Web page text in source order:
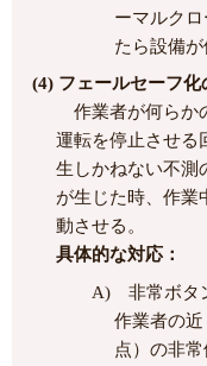
ーマルク
たら設備が
(4) フェールセーフ
作業者が何らか
運転を停止させる
生しかねない不測
が生じた時、作業
動させる。
具体的な対応：
A) 非常ボタ
作業者の
点）の非